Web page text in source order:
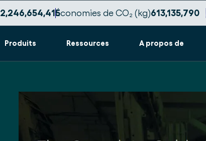
2,246,654,425Économies de CO₂ (kg)613,135,793
Produits Ressources A propos de